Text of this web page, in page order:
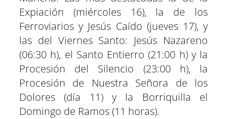
Expiación (miércoles 16), la de los
Ferroviarios y Jesús Caído (jueves 17), y
las del Viernes Santo: Jesús Nazareno
(06:30 h), el Santo Entierro (21:00 h) y la
Procesión del Silencio (23:00 h), la
Procesión de Nuestra Señora de los
Dolores (día 11) y la Borriquilla el
Domingo de Ramos (11 horas).